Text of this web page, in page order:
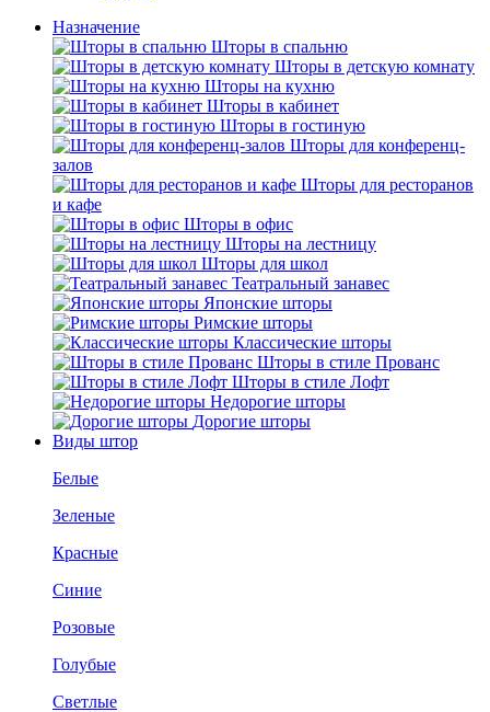
Назначение
Шторы в спальню
Шторы в детскую комнату
Шторы на кухню
Шторы в кабинет
Шторы в гостиную
Шторы для конференц-
залов
Шторы для ресторанов
и кафе
Шторы в офис
Шторы на лестницу
Шторы для школ
Театральный занавес
Японские шторы
Римские шторы
Классические шторы
Шторы в стиле Прованс
Шторы в стиле Лофт
Недорогие шторы
Дорогие шторы
Виды штор
Белые
Зеленые
Красные
Синие
Розовые
Голубые
Светлые